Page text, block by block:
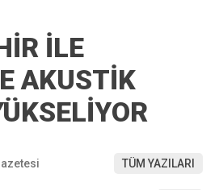
İLE
AKUSTİK
TÜM YAZILARI